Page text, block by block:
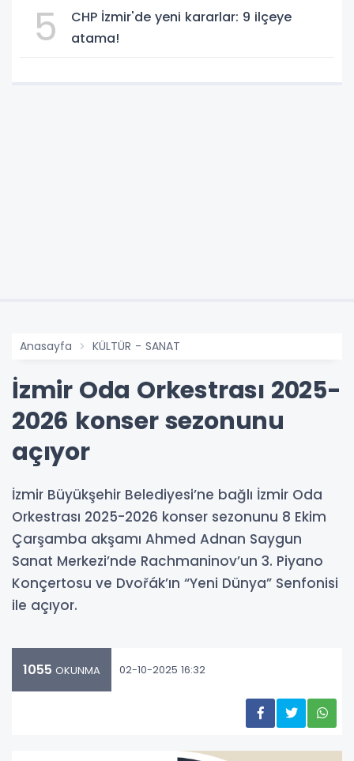
5
CHP İzmir'de yeni kararlar: 9 ilçeye
atama!
Anasayfa KÜLTÜR - SANAT
İzmir Oda Orkestrası 2025-
2026 konser sezonunu
açıyor
İzmir Büyükşehir Belediyesi’ne bağlı İzmir Oda
Orkestrası 2025-2026 konser sezonunu 8 Ekim
Çarşamba akşamı Ahmed Adnan Saygun
Sanat Merkezi’nde Rachmaninov’un 3. Piyano
Konçertosu ve Dvořák’ın “Yeni Dünya” Senfonisi
ile açıyor.
1055 OKUNMA 02-10-2025 16:32